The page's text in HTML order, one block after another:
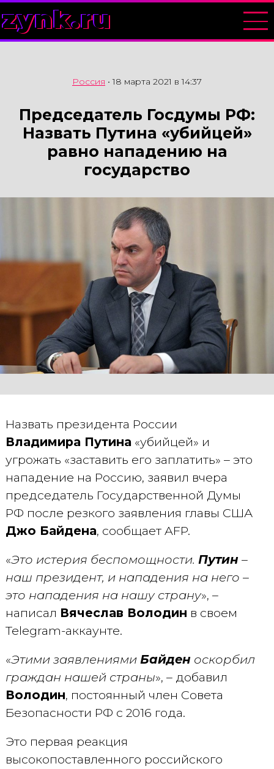
zynk.ru
Россия •18 марта 2021 в 14:37
Председатель Госдумы РФ:
Назвать Путина «убийцей»
равно нападению на
государство
Назвать президента России
Владимира Путина«убийцей» и
угрожать «заставить его заплатить» – это
нападение на Россию, заявил вчера
председатель Государственной Думы
РФ после резкого заявления главы США
Джо Байдена, сообщает AFP.
«Это истерия беспомощности. Путин –
наш президент, и нападения на него –
это нападения на нашу страну», –
написал Вячеслав Володин в своем
Telegram-аккаунте.
«Этими заявлениями Байден оскорбил
граждан нашей страны», – добавил
Володин, постоянный член Совета
Безопасности РФ с 2016 года.
Это первая реакция
высокопоставленного российского